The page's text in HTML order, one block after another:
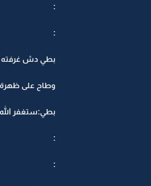
:
:
بطي دش غرفته
وطاح على ظهرة
بطي:ستغفر الله
:
: